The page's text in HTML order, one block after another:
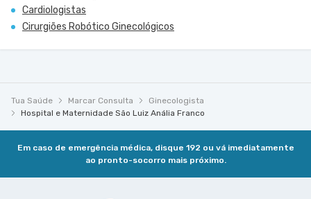
Cardiologistas
Cirurgiões Robótico Ginecológicos
Tua Saúde Marcar Consulta
Ginecologista
Hospital e Maternidade São Luiz Anália Franco
Em caso de emergência médica, disque 192 ou vá imediatamente
ao pronto-socorro mais próximo.